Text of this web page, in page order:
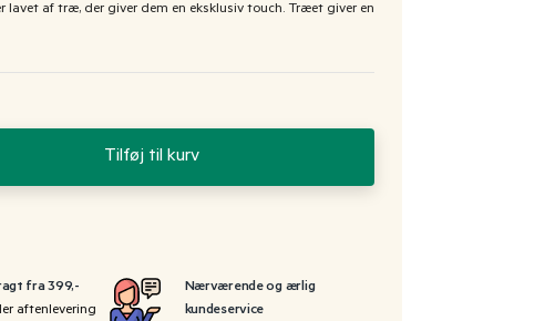
lavet af træ, der giver dem en eksklusiv touch. Træet giver en
Tilføj til kurv
fra 399,-
aftenlevering
Nærværende og ærlig
kundeservice